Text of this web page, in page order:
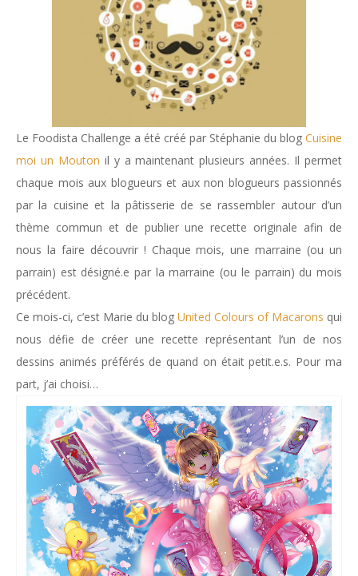
Le Foodista Challenge a été créé par Stéphanie du blog Cuisine
moi un Mouton il y a maintenant plusieurs années. Il permet
chaque mois aux blogueurs et aux non blogueurs passionnés
par la cuisine et la pâtisserie de se rassembler autour d’un
thème commun et de publier une recette originale afin de
nous la faire découvrir ! Chaque mois, une marraine (ou un
parrain) est désigné.e par la marraine (ou le parrain) du mois
précédent.
Ce mois-ci, c’est Marie du blog United Colours of Macarons qui
nous défie de créer une recette représentant l’un de nos
dessins animés préférés de quand on était petit.e.s. Pour ma
part, j’ai choisi…